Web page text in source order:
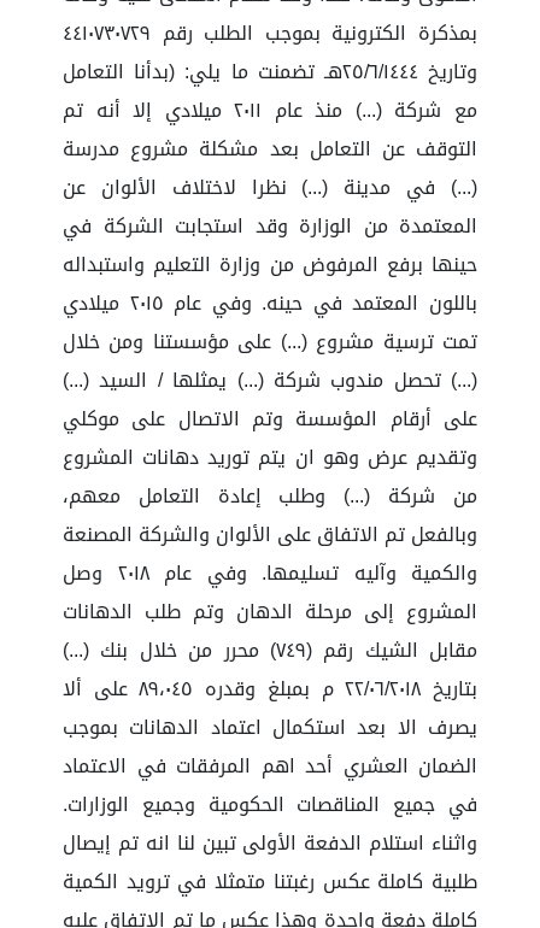
بمذكرة الكترونية بموجب الطلب رقم ٤٤١٠٧٣٠٧٢٩
وتاريخ ٢٥/٦/١٤٤٤هـ تضمنت ما يلي: (بدأنا التعامل
مع شركة (...) منذ عام ٢٠١١ ميلادي إلا أنه تم
التوقف عن التعامل بعد مشكلة مشروع مدرسة
(...) في مدينة (...) نظرا لاختلاف الألوان عن
المعتمدة من الوزارة وقد استجابت الشركة في
حينها برفع المرفوض من وزارة التعليم واستبداله
باللون المعتمد في حينه. وفي عام ٢٠١٥ ميلادي
تمت ترسية مشروع (...) على مؤسستنا ومن خلال
(...) تحصل مندوب شركة (...) يمثلها / السيد (...)
على أرقام المؤسسة وتم الاتصال على موكلي
وتقديم عرض وهو ان يتم توريد دهانات المشروع
من شركة (...) وطلب إعادة التعامل معهم،
وبالفعل تم الاتفاق على الألوان والشركة المصنعة
والكمية وآليه تسليمها. وفي عام ٢٠١٨ وصل
المشروع إلى مرحلة الدهان وتم طلب الدهانات
مقابل الشيك رقم (٧٤٩) محرر من خلال بنك (...)
بتاريخ ٢٢/٠٦/٢٠١٨ م بمبلغ وقدره ٨٩،٠٤٥ على ألا
يصرف الا بعد استكمال اعتماد الدهانات بموجب
الضمان العشري أحد اهم المرفقات في الاعتماد
في جميع المناقصات الحكومية وجميع الوزارات.
واثناء استلام الدفعة الأولى تبين لنا انه تم إيصال
طلبية كاملة عكس رغبتنا متمثلا في ترويد الكمية
كاملة دفعة واحدة وهذا عكس ما تم الاتفاق عليه